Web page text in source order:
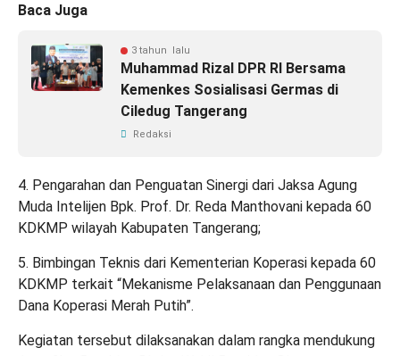
Baca Juga
3 tahun lalu
Muhammad Rizal DPR RI Bersama
Kemenkes Sosialisasi Germas di
Ciledug Tangerang
Redaksi
4. Pengarahan dan Penguatan Sinergi dari Jaksa Agung
Muda Intelijen Bpk. Prof. Dr. Reda Manthovani kepada 60
KDKMP wilayah Kabupaten Tangerang;
5. Bimbingan Teknis dari Kementerian Koperasi kepada 60
KDKMP terkait “Mekanisme Pelaksanaan dan Penggunaan
Dana Koperasi Merah Putih”.
Kegiatan tersebut dilaksanakan dalam rangka mendukung